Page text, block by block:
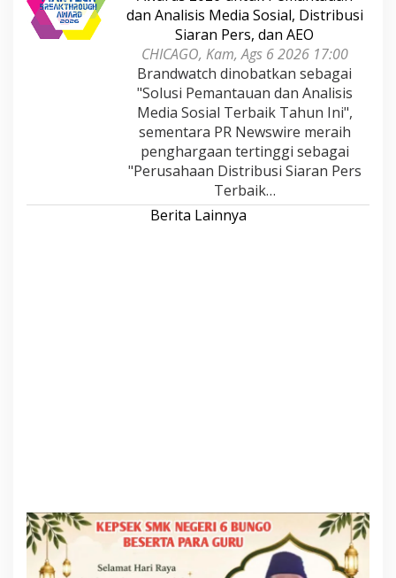
dan Analisis Media Sosial, Distribusi
Siaran Pers, dan AEO
CHICAGO, Kam, Ags 6 2026 17:00
Brandwatch dinobatkan sebagai
"Solusi Pemantauan dan Analisis
Media Sosial Terbaik Tahun Ini",
sementara PR Newswire meraih
penghargaan tertinggi sebagai
"Perusahaan Distribusi Siaran Pers
Terbaik…
Berita Lainnya